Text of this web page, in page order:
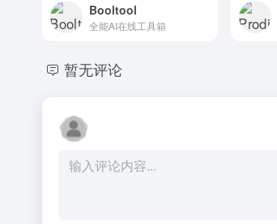
Booltool
全能AI在线工具箱
暂无评论